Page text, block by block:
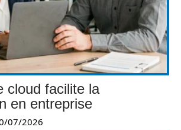
cloud facilite la
en entreprise
07/2026